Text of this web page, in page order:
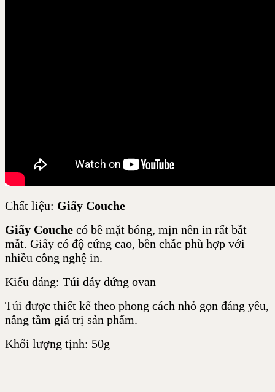
Chất liệu: Giấy Couche
Giấy Couche có bề mặt bóng, mịn nên in rất bắt
mắt. Giấy có độ cứng cao, bền chắc phù hợp với
nhiều công nghệ in.
Kiểu dáng: Túi đáy đứng ovan
Túi được thiết kế theo phong cách nhỏ gọn đáng yêu,
nâng tầm giá trị sản phẩm.
Khối lượng tịnh: 50g